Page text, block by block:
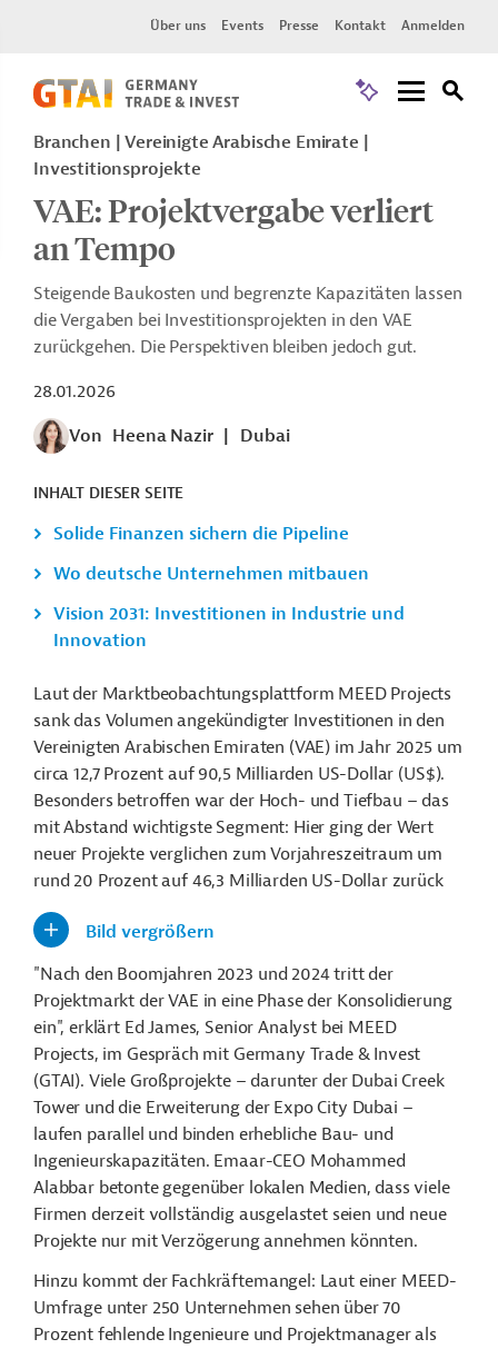
Über uns Events Presse Kontakt Anmelden
Branchen | Vereinigte Arabische Emirate |
Investitionsprojekte
VAE: Projektvergabe verliert
an Tempo
Steigende Baukosten und begrenzte Kapazitäten lassen
die Vergaben bei Investitionsprojekten in den VAE
zurückgehen. Die Perspektiven bleiben jedoch gut.
28.01.2026
Von Heena Nazir Dubai
INHALT DIESER SEITE
Solide Finanzen sichern die Pipeline
Wo deutsche Unternehmen mitbauen
Vision 2031: Investitionen in Industrie und
Innovation
Laut der Marktbeobachtungsplattform MEED Projects
sank das Volumen angekündigter Investitionen in den
Vereinigten Arabischen Emiraten (VAE) im Jahr 2025 um
circa 12,7 Prozent auf 90,5 Milliarden US-Dollar (US$).
Besonders betroffen war der Hoch- und Tiefbau – das
mit Abstand wichtigste Segment: Hier ging der Wert
neuer Projekte verglichen zum Vorjahreszeitraum um
rund 20 Prozent auf 46,3 Milliarden US-Dollar zurück
Bild vergrößern
"Nach den Boomjahren 2023 und 2024 tritt der
Projektmarkt der VAE in eine Phase der Konsolidierung
ein", erklärt Ed James, Senior Analyst bei MEED
Projects, im Gespräch mit Germany Trade & Invest
(GTAI). Viele Großprojekte – darunter der Dubai Creek
Tower und die Erweiterung der Expo City Dubai –
laufen parallel und binden erhebliche Bau- und
Ingenieurskapazitäten. Emaar-CEO Mohammed
Alabbar betonte gegenüber lokalen Medien, dass viele
Firmen derzeit vollständig ausgelastet seien und neue
Projekte nur mit Verzögerung annehmen könnten.
Hinzu kommt der Fachkräftemangel: Laut einer MEED-
Umfrage unter 250 Unternehmen sehen über 70
Prozent fehlende Ingenieure und Projektmanager als